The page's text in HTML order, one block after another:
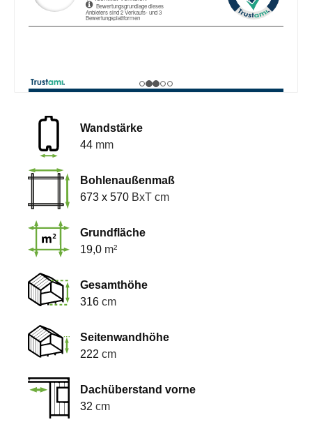
Wandstärke
44 mm
Bohlenaußenmaß
673 x 570 BxT cm
Grundfläche
19,0 m²
Gesamthöhe
316 cm
Seitenwandhöhe
222 cm
Dachüberstand vorne
32 cm